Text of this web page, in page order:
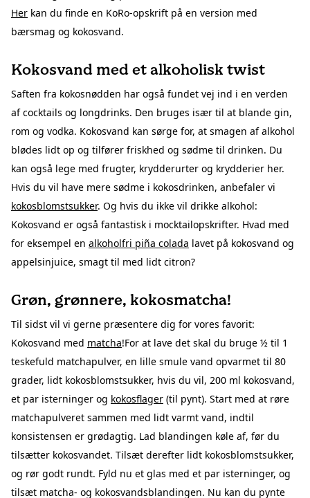
Her kan du finde en KoRo-opskrift på en version med
bærsmag og kokosvand.
Kokosvand med et alkoholisk twist
Saften fra kokosnødden har også fundet vej ind i en verden
af cocktails og longdrinks. Den bruges især til at blande gin,
rom og vodka. Kokosvand kan sørge for, at smagen af alkohol
blødes lidt op og tilfører friskhed og sødme til drinken. Du
kan også lege med frugter, krydderurter og krydderier her.
Hvis du vil have mere sødme i kokosdrinken, anbefaler vi
kokosblomstsukker. Og hvis du ikke vil drikke alkohol:
Kokosvand er også fantastisk i mocktailopskrifter. Hvad med
for eksempel en alkoholfri piña colada lavet på kokosvand og
appelsinjuice, smagt til med lidt citron?
Grøn, grønnere, kokosmatcha!
Til sidst vil vi gerne præsentere dig for vores favorit:
Kokosvand med matcha!For at lave det skal du bruge ½ til 1
teskefuld matchapulver, en lille smule vand opvarmet til 80
grader, lidt kokosblomstsukker, hvis du vil, 200 ml kokosvand,
et par isterninger og kokosflager (til pynt). Start med at røre
matchapulveret sammen med lidt varmt vand, indtil
konsistensen er grødagtig. Lad blandingen køle af, før du
tilsætter kokosvandet. Tilsæt derefter lidt kokosblomstsukker,
og rør godt rundt. Fyld nu et glas med et par isterninger, og
tilsæt matcha- og kokosvandsblandingen. Nu kan du pynte